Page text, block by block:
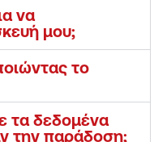
να
μου;
το
τα δεδομένα
την παράδοση;